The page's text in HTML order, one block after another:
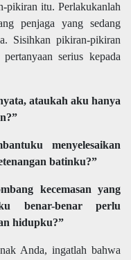
pikiran itu. Perlakukanlah
penjaga yang sedang
Sisihkan pikiran-pikiran
serius kepada
ataukah aku hanya
menyelesaikan
batinku?”
kecemasan yang
benar-benar perlu
hidupku?”
Anda, ingatlah bahwa